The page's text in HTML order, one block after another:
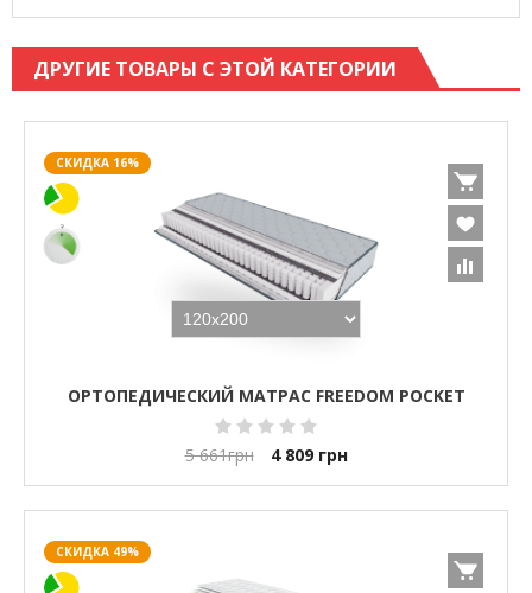
ДРУГИЕ ТОВАРЫ С ЭТОЙ КАТЕГОРИИ
СКИДКА 16%
ОРТОПЕДИЧЕСКИЙ МАТРАС FREEDOM POCKET
5 661грн 4 809 грн
СКИДКА 49%